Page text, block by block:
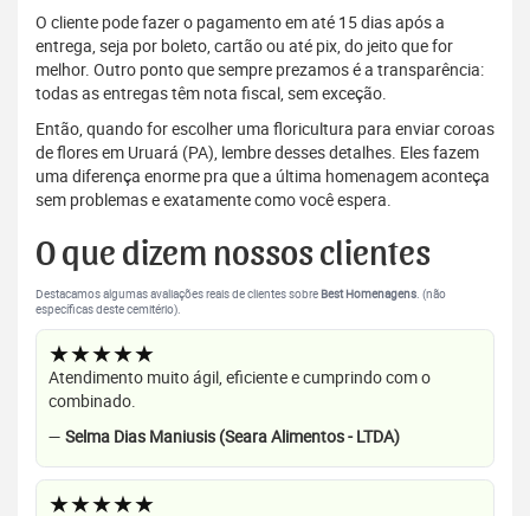
O cliente pode fazer o pagamento em até 15 dias após a
entrega, seja por boleto, cartão ou até pix, do jeito que for
melhor. Outro ponto que sempre prezamos é a transparência:
todas as entregas têm nota fiscal, sem exceção.
Então, quando for escolher uma floricultura para enviar coroas
de flores em Uruará (PA), lembre desses detalhes. Eles fazem
uma diferença enorme pra que a última homenagem aconteça
sem problemas e exatamente como você espera.
O que dizem nossos clientes
Destacamos algumas avaliações reais de clientes sobre Best Homenagens. (não
específicas deste cemitério).
★★★★★
Atendimento muito ágil, eficiente e cumprindo com o
combinado.
— Selma Dias Maniusis (Seara Alimentos - LTDA)
★★★★★